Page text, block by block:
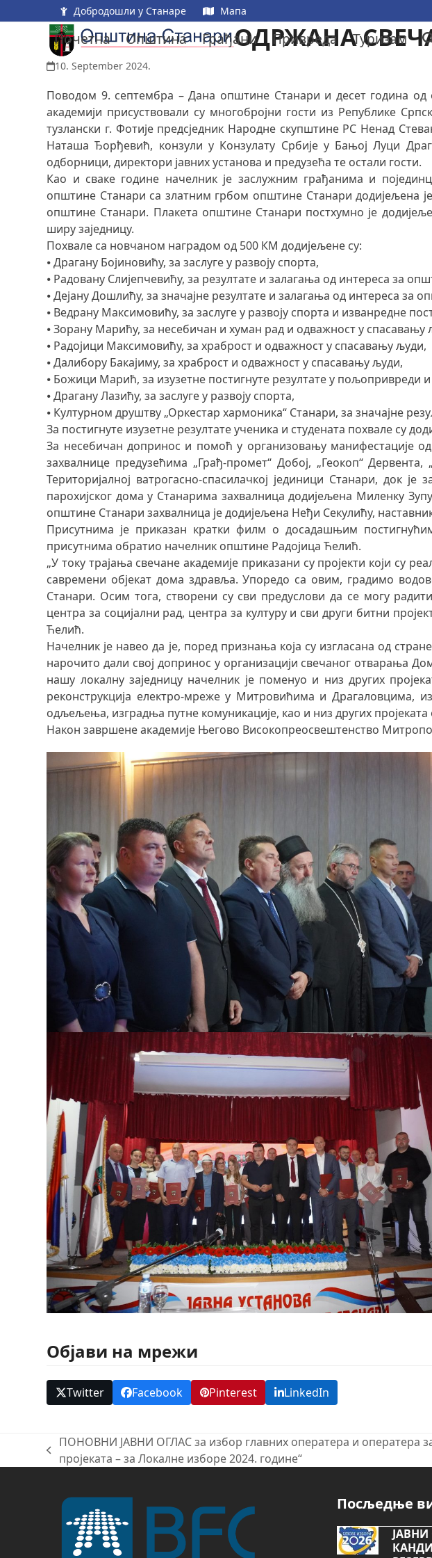
to
Добродошли у Станаре Мапа
Почетна Општина Грађани Привреда Туризам
ОДРЖАНА
10. September 2024.
Поводом 9. септембра – Дана општине Станари и десет година од
академији присуствовали су многобројни гости из Републике
тузлански г. Фотије предсједник Народне скупштине РС Ненад
Наташа Ђорђевић, конзули у Конзулату Србије у Бањој Луци
одборници, директори јавних установа и предузећа те остали гости.
Као и сваке године начелник је заслужним грађанима и
општине Станари са златним грбом општине Станари додијељена
општине Станари. Плакета општине Станари постхумно је
ширу заједницу.
Похвале са новчаном наградом од 500 КМ додијељене су:
⦁ Драгану Бојиновићу, за заслуге у развоју спорта,
⦁ Радовану Слијепчевићу, за резултате и залагања од интереса за
⦁ Дејану Дошлићу, за значајне резултате и залагања од интереса за
⦁ Ведрану Максимовићу, за заслуге у развоју спорта и изванредне
⦁ Зорану Марићу, за несебичан и хуман рад и одважност у спасавању
⦁ Радојици Максимовићу, за храброст и одважност у спасавању људи,
⦁ Далибору Бакајиму, за храброст и одважност у спасавању људи,
⦁ Божици Марић, за изузетне постигнуте резултате у пољопривреди
⦁ Драгану Лазићу, за заслуге у развоју спорта,
⦁ Културном друштву „Оркестар хармоника“ Станари, за значајне
За постигнуте изузетне резултате ученика и студената похвале
За несебичан допринос и помоћ у организовању манифестације
захвалнице предузећима „Грађ-промет“ Добој, „Геокоп“
Територијалној ватрогасно-спасилачкој јединици Станари, док
парохијског дома у Станарима захвалницa додијељенa Миленку
општине Станари захвалницa је додијељена Неђи Секулићу,
Присутнима је приказан кратки филм о досадашњим
присутнима обратио начелник општине Радојица Ћелић.
„У току трајања свечане академије приказани су пројекти који су
савремени објекат дома здравља. Упоредо са овим, градимо
Станари. Осим тога, створени су сви предуслови да се могу
центра за социјални рад, центра за културу и сви други битни
Ћелић.
Начелник је навео да је, поред признања која су изгласана од
нарочито дали свој допринос у организацији свечаног отварања
нашу локалну заједницу начелник је поменуо и низ других
реконструкција електро-мреже у Митровићима и Драгаловцима,
одљељења, изградња путне комуникације, као и низ других пројеката
Након завршене академије Његово Високопреосвештенство
Објави на мрежи
Twitter Facebook Pinterest LinkedIn
previous
ПОНОВНИ ЈАВНИ ОГЛАС за избор главних оператера и оператера
пројеката – за Локалне изборе 2024. године“
Посљедње